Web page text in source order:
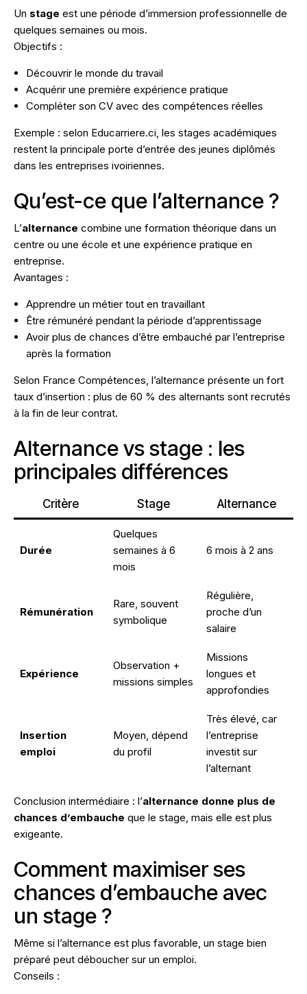
Un stage est une période d’immersion professionnelle de
quelques semaines ou mois.
Objectifs :
Découvrir le monde du travail
Acquérir une première expérience pratique
Compléter son CV avec des compétences réelles
Exemple : selon Educarriere.ci, les stages académiques
restent la principale porte d’entrée des jeunes diplômés
dans les entreprises ivoiriennes.
Qu’est-ce que l’alternance ?
L’alternance combine une formation théorique dans un
centre ou une école et une expérience pratique en
entreprise.
Avantages :
Apprendre un métier tout en travaillant
Être rémunéré pendant la période d’apprentissage
Avoir plus de chances d’être embauché par l’entreprise
après la formation
Selon France Compétences, l’alternance présente un fort
taux d’insertion : plus de 60 % des alternants sont recrutés
à la fin de leur contrat.
Alternance vs stage : les
principales différences
Critère Stage Alternance
Durée
Quelques
semaines à 6
mois
6 mois à 2 ans
Rémunération
Rare, souvent
symbolique
Régulière,
proche d’un
salaire
Expérience
Observation +
missions simples
Missions
longues et
approfondies
Insertion
emploi
Moyen, dépend
du profil
Très élevé, car
l’entreprise
investit sur
l’alternant
Conclusion intermédiaire : l’alternance donne plus de
chances d’embauche que le stage, mais elle est plus
exigeante.
Comment maximiser ses
chances d’embauche avec
un stage ?
Même si l’alternance est plus favorable, un stage bien
préparé peut déboucher sur un emploi.
Conseils :